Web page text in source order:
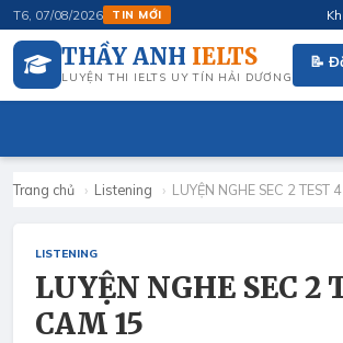
T6, 07/08/2026 TIN MỚI Khai
THẦY ANH IELTS
LUYỆN THI IELTS UY TÍN HẢI DƯƠNG
📝
Trang chủ › Listening › LUYỆN NGHE SEC 2 TEST
LISTENING
LUYỆN NGHE SEC 2
CAM 15